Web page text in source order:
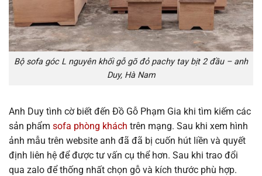
Bộ sofa góc L nguyên khối gỗ gõ đỏ pachy tay bịt 2 đầu – anh
Duy, Hà Nam
Anh Duy tình cờ biết đến Đồ Gỗ Phạm Gia khi tìm kiếm các
sản phẩm sofa phòng khách trên mạng. Sau khi xem hình
ảnh mẫu trên website anh đã đã bị cuốn hút liền và quyết
định liên hệ để được tư vấn cụ thể hơn. Sau khi trao đổi
qua zalo để thống nhất chọn gỗ và kích thước phù hợp.